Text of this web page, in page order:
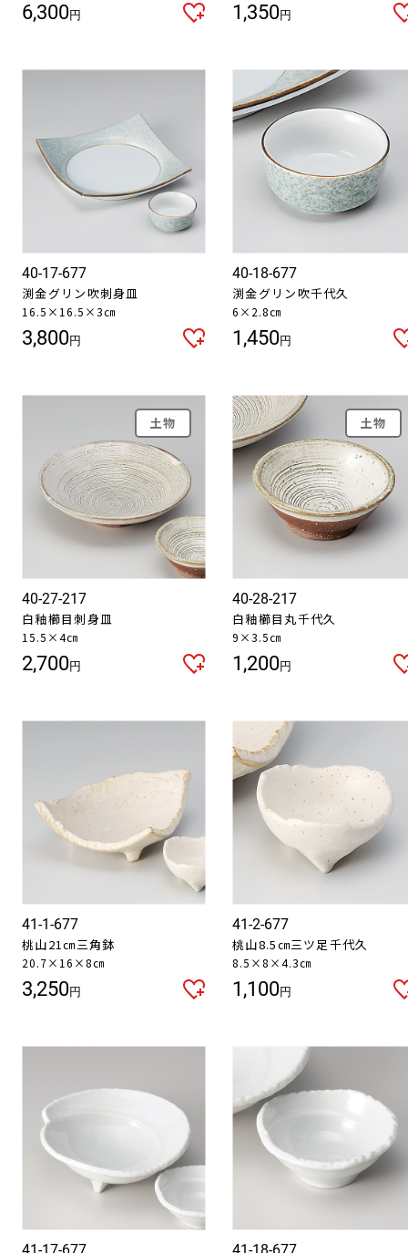
6,300円 1,350円
40-17-677
渕金グリン吹刺身皿
16.5×16.5×3㎝
3,800円
40-18-677
渕金グリン吹千代久
6×2.8㎝
1,450円
土物
40-27-217
白釉櫛目刺身皿
15.5×4㎝
2,700円
土物
40-28-217
白釉櫛目丸千代久
9×3.5㎝
1,200円
41-1-677
桃山21㎝三角鉢
20.7×16×8㎝
3,250円
41-2-677
桃山8.5㎝三ツ足千代久
8.5×8×4.3㎝
1,100円